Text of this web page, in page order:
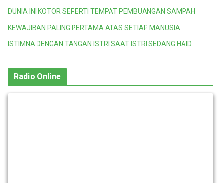
DUNIA INI KOTOR SEPERTI TEMPAT PEMBUANGAN SAMPAH
KEWAJIBAN PALING PERTAMA ATAS SETIAP MANUSIA
ISTIMNA DENGAN TANGAN ISTRI SAAT ISTRI SEDANG HAID
Radio Online